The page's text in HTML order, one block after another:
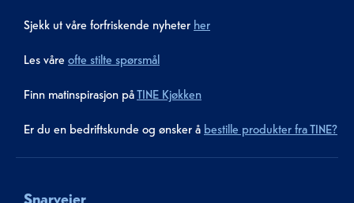
Sjekk ut våre forfriskende nyheter her
Les våre ofte stilte spørsmål
Finn matinspirasjon påTINE Kjøkken
Er du en bedriftskunde og ønsker å bestille produkter fra TINE?
Snarveier